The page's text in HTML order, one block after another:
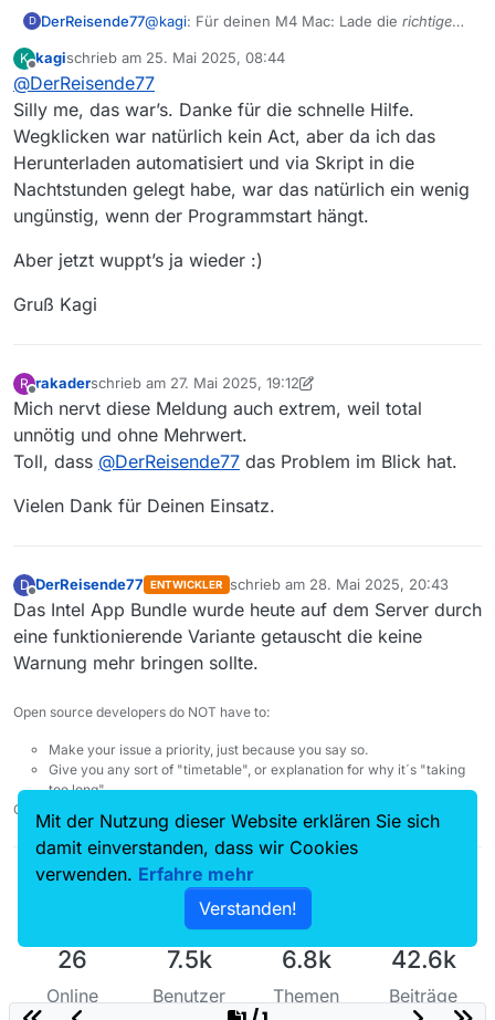
D DerReisende77@kagi: Für deinen M4 Mac: Lade die richtige
Silicon. Diese hat das Problem nicht und ist
nebenbei deutlich schneller als deine bisherige
Intel Version.
mac-christian Ich kann das Problem
nachvollziehen mit der Intel-Version. Offenbar
habe ich beim install4j Update vorschnell die
Lizenz nicht richtig installiert :( Ich kann das
Problem aber erst in einer Woche beheben da
ich dazu ein Intel Laptop benötige und ich
gerade keines zur Hand habe :(
K
Offline
kagischrieb am 25. Mai 2025, 08:44
zuletzt editiert von
@DerReisende77
Silly me, das war’s. Danke für die schnelle Hilfe.
Wegklicken war natürlich kein Act, aber da ich das
Herunterladen automatisiert und via Skript in die
Nachtstunden gelegt habe, war das natürlich ein wenig
ungünstig, wenn der Programmstart hängt.
Aber jetzt wuppt’s ja wieder :)
Gruß Kagi
R
Offline
rakaderschrieb am 27. Mai 2025, 19:12
zuletzt editiert von rakader
Mich nervt diese Meldung auch extrem, weil total
unnötig und ohne Mehrwert.
Toll, dass @DerReisende77 das Problem im Blick hat.
Vielen Dank für Deinen Einsatz.
D
Offline
DerReisende77 ENTWICKLER schrieb am 28. Mai 2025, 20:43
zuletzt editiert von
Das Intel App Bundle wurde heute auf dem Server durch
eine funktionierende Variante getauscht die keine
Warnung mehr bringen sollte.
Open source developers do NOT have to:
Make your issue a priority, just because you say so.
Give you any sort of "timetable", or explanation for why it´s "taking
too long".
Check your entitlement. Nobody owes you anything.
26
Online
7.5k
Benutzer
6.8k
Themen
42.6k
Beiträge
Mit der Nutzung dieser Website erklären Sie sich
damit einverstanden, dass wir Cookies
verwenden. Erfahre mehr
Verstanden!